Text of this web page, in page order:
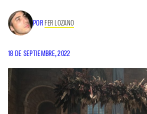
POR FER LOZANO
18 DE SEPTIEMBRE, 2022